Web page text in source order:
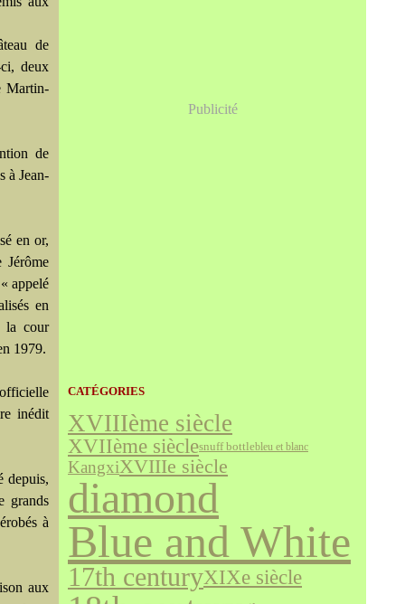
de
deux
Martin-
de
à Jean-
en or,
Jérôme
appelé
en
la cour
1979.
inédit
depuis,
grands
à
aux
Publicité
CATÉGORIES
XVIIIème siècle
XVIIème sièclesnuff bottlebleu et blanc
KangxiXVIIIe siècle
diamond
Blue and White
17th centuryXIXe siècle